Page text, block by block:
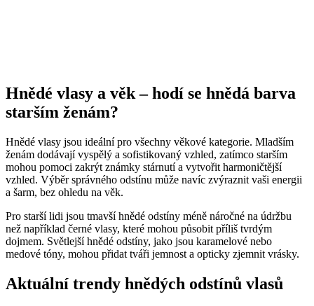
Hnědé vlasy a věk – hodí se hnědá barva
starším ženám?
Hnědé vlasy jsou ideální pro všechny věkové kategorie. Mladším
ženám dodávají vyspělý a sofistikovaný vzhled, zatímco starším
mohou pomoci zakrýt známky stárnutí a vytvořit harmoničtější
vzhled. Výběr správného odstínu může navíc zvýraznit vaši energii
a šarm, bez ohledu na věk.
Pro starší lidi jsou tmavší hnědé odstíny méně náročné na údržbu
než například černé vlasy, které mohou působit příliš tvrdým
dojmem. Světlejší hnědé odstíny, jako jsou karamelové nebo
medové tóny, mohou přidat tváři jemnost a opticky zjemnit vrásky.
Aktuální trendy hnědých odstínů vlasů